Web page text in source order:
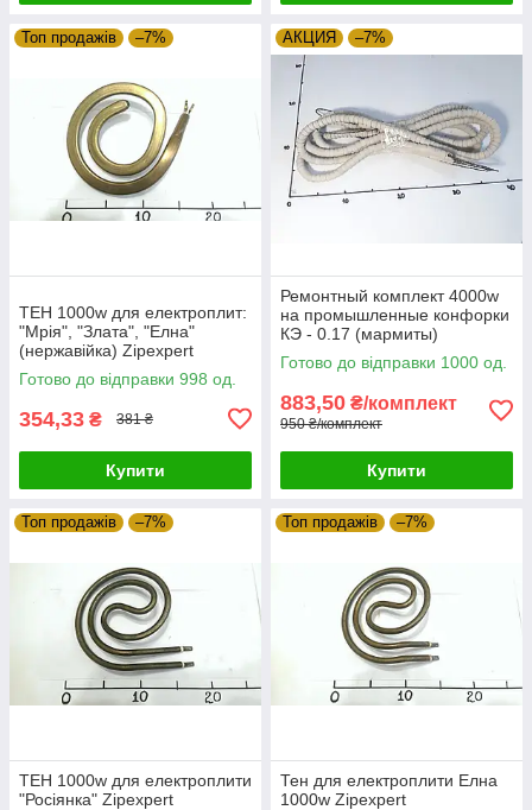
Топ продажів –7%
ТЕН 1000w для електроплит:
"Мрія", "Злата", "Елна"
(нержавійка) Zipexpert
Готово до відправки 998 од.
354,33 ₴ 381 ₴
Купити
АКЦИЯ –7%
Ремонтный комплект 4000w
на промышленные конфорки
КЭ - 0.17 (мармиты)
(Украина) Zipexpert
Готово до відправки 1000 од.
883,50 ₴/комплект
950 ₴/комплект
Купити
Топ продажів –7%
ТЕН 1000w для електроплити
"Росіянка" Zipexpert
Топ продажів –7%
Тен для електроплити Елна
1000w Zipexpert